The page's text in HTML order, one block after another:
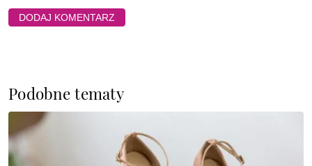
Podobne tematy